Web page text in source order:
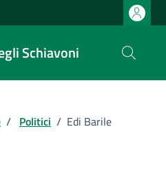
Schiavoni
/ Politici / Edi Barile